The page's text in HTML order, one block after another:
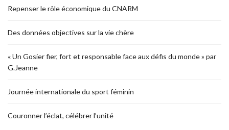
Repenser le rôle économique du CNARM
Des données objectives sur la vie chère
« Un Gosier fier, fort et responsable face aux défis du monde » par
G.Jeanne
Journée internationale du sport féminin
Couronner l’éclat, célébrer l’unité